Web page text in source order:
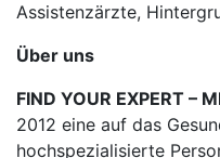
Assistenzärzte,
Über uns
FIND YOUR EXPERT –
2012 eine auf das
hochspezialisierte